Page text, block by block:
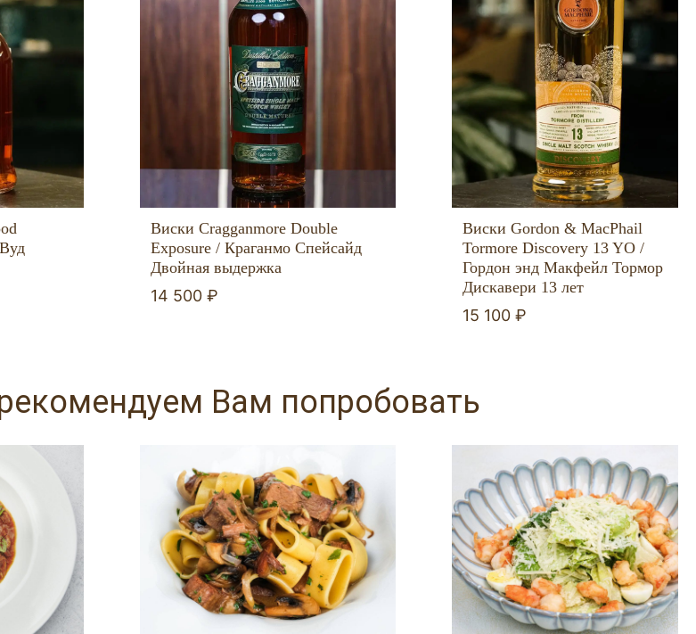
Виски Cragganmore Double
Exposure / Краганмо Спейсайд
Двойная выдержка
14 500 ₽
Виски Gordon & MacPhail
Tormore Discovery 13 YO /
Гордон энд Макфейл Тормор
Дискавери 13 лет
15 100 ₽
Вам попробовать